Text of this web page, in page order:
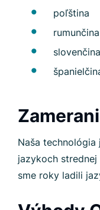
poľština
rumunčina
slovenčina
Naša
jazykoch
sme roky ladili